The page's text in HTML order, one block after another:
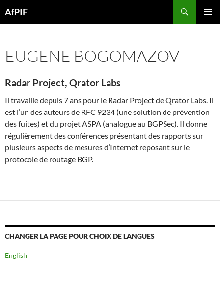
toAfPIF
EUGENE BOGOMAZOV
Radar Project, Qrator Labs
Il travaille depuis 7 ans pour le Radar Project de Qrator Labs. Il
est l’un des auteurs de RFC 9234 (une solution de prévention
des fuites) et du projet ASPA (analogue au BGPSec). Il donne
régulièrement des conférences présentant des rapports sur
plusieurs aspects de mesures d’Internet reposant sur le
protocole de routage BGP.
CHANGER LA PAGE POUR CHOIX DE LANGUES
English